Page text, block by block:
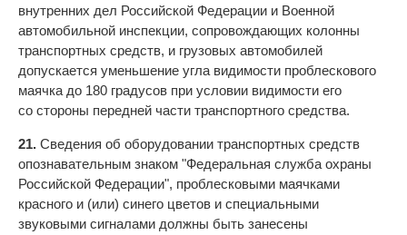
внутренних дел Российской Федерации и Военной
автомобильной инспекции, сопровождающих колонны
транспортных средств, и грузовых автомобилей
допускается уменьшение угла видимости проблескового
маячка до 180 градусов при условии видимости его
со стороны передней части транспортного средства.
21. Сведения об оборудовании транспортных средств
опознавательным знаком "Федеральная служба охраны
Российской Федерации", проблесковыми маячками
красного и (или) синего цветов и специальными
звуковыми сигналами должны быть занесены